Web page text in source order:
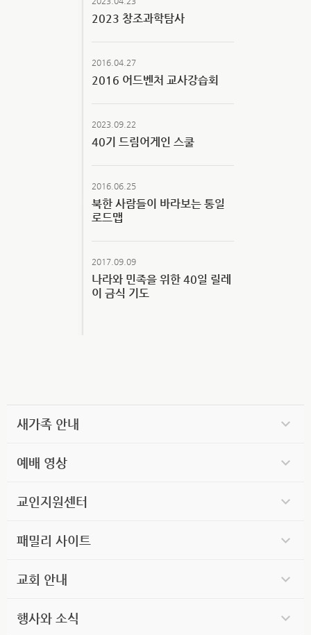
2023 창조과학탐사
2016.04.27
2016 어드벤처 교사강습회
2023.09.22
40기 드림어게인 스쿨
2016.06.25
북한 사람들이 바라보는 통일
로드맵
2017.09.09
나라와 민족을 위한 40일 릴레
이 금식 기도
새가족 안내
예배 영상
교인지원센터
패밀리 사이트
교회 안내
행사와 소식